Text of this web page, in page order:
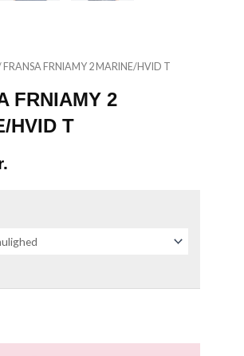
FRANSA FRNIAMY 2 MARINE/HVID T
FRNIAMY 2
HVID T